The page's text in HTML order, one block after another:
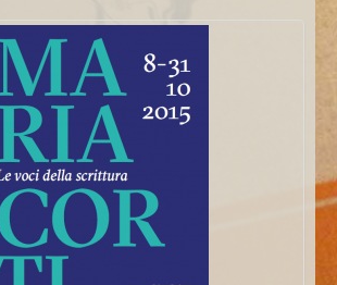
rea nel mondo
rea su rea
hanno scritto di lui